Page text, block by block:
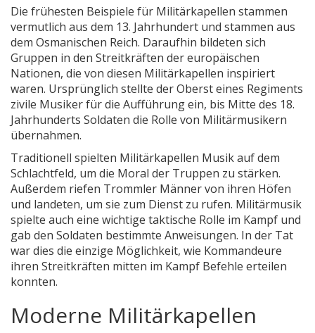
Die frühesten Beispiele für Militärkapellen stammen
vermutlich aus dem 13. Jahrhundert und stammen aus
dem Osmanischen Reich. Daraufhin bildeten sich
Gruppen in den Streitkräften der europäischen
Nationen, die von diesen Militärkapellen inspiriert
waren. Ursprünglich stellte der Oberst eines Regiments
zivile Musiker für die Aufführung ein, bis Mitte des 18.
Jahrhunderts Soldaten die Rolle von Militärmusikern
übernahmen.
Traditionell spielten Militärkapellen Musik auf dem
Schlachtfeld, um die Moral der Truppen zu stärken.
Außerdem riefen Trommler Männer von ihren Höfen
und landeten, um sie zum Dienst zu rufen. Militärmusik
spielte auch eine wichtige taktische Rolle im Kampf und
gab den Soldaten bestimmte Anweisungen. In der Tat
war dies die einzige Möglichkeit, wie Kommandeure
ihren Streitkräften mitten im Kampf Befehle erteilen
konnten.
Moderne Militärkapellen